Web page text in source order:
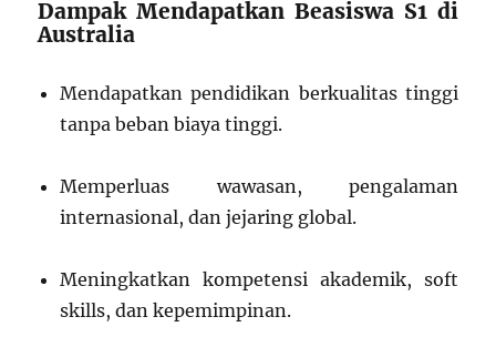
Dampak Mendapatkan Beasiswa S1 di
Australia
Mendapatkan pendidikan berkualitas tinggi
tanpa beban biaya tinggi.
Memperluas wawasan, pengalaman
internasional, dan jejaring global.
Meningkatkan kompetensi akademik, soft
skills, dan kepemimpinan.